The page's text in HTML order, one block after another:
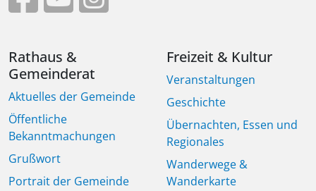
Rathaus &
Gemeinderat
Aktuelles der Gemeinde
Öffentliche
Bekanntmachungen
Grußwort
Portrait der Gemeinde
Freizeit & Kultur
Veranstaltungen
Geschichte
Übernachten, Essen und
Regionales
Wanderwege &
Wanderkarte